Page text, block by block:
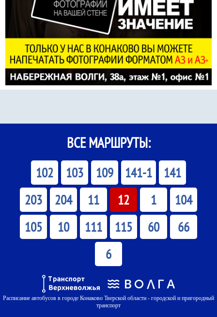
ВСЕ МАРШРУТЫ:
102 103 109 141-1
141
203
204 11 12 1
104
105
10 111 115 60
66
6
Расписание автобусов в городе Конаково Тверской области - городской и пригородный
транспорт